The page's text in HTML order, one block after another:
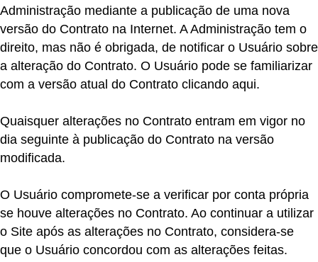
Administração mediante a publicação de uma nova
versão do Contrato na Internet. A Administração tem o
direito, mas não é obrigada, de notificar o Usuário sobre
a alteração do Contrato. O Usuário pode se familiarizar
com a versão atual do Contrato clicando aqui.
Quaisquer alterações no Contrato entram em vigor no
dia seguinte à publicação do Contrato na versão
modificada.
O Usuário compromete-se a verificar por conta própria
se houve alterações no Contrato. Ao continuar a utilizar
o Site após as alterações no Contrato, considera-se
que o Usuário concordou com as alterações feitas.